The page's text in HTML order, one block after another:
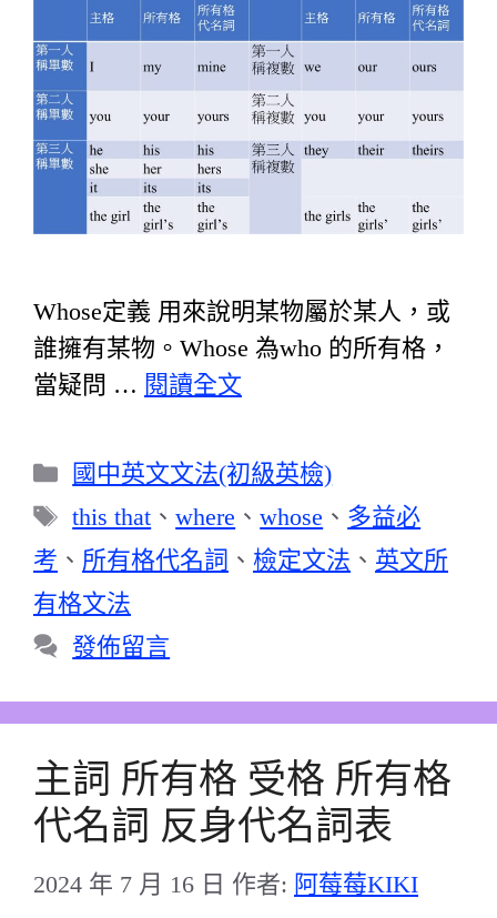
Whose定義 用來說明某物屬於某人，或
誰擁有某物。Whose 為who 的所有格，
當疑問 … 閱讀全文
分
類
國中英文文法(初級英檢)
標
籤
this that 、where 、whose 、 多益必
考 、 所有格代名詞 、 檢定文法 、 英文所
有格文法
發佈留言
主詞 所有格 受格 所有格
代名詞 反身代名詞表
2024 年 7 月 16 日 作者: 阿莓莓KIKI